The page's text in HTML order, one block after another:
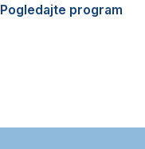
Pogledajte program